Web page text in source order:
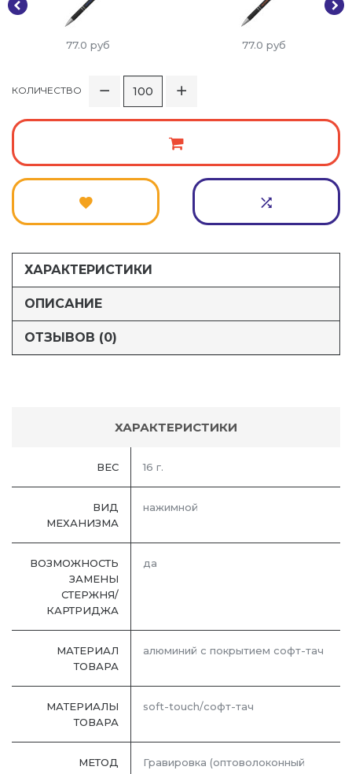
77.0 руб 77.0 руб
КОЛИЧЕСТВО
ХАРАКТЕРИСТИКИ
ОПИСАНИЕ
ОТЗЫВОВ (0)
ХАРАКТЕРИСТИКИ
ВЕС 16 г.
ВИД
МЕХАНИЗМА
нажимной
ВОЗМОЖНОСТЬ
ЗАМЕНЫ
СТЕРЖНЯ/
КАРТРИДЖА
да
МАТЕРИАЛ
ТОВАРА
алюминий с покрытием софт-тач
МАТЕРИАЛЫ
ТОВАРА
soft-touch/софт-тач
МЕТОД
Гравировка (оптоволоконный